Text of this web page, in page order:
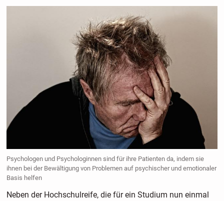
Psychologen und Psychologinnen sind für ihre Patienten da, indem sie
ihnen bei der Bewältigung von Problemen auf psychischer und emotionaler
Basis helfen
Neben der Hochschulreife, die für ein Studium nun einmal